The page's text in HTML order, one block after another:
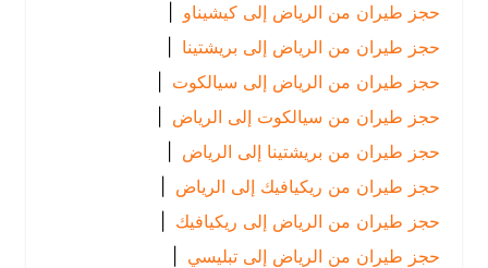
حجز طيران من الرياض إلى كيشيناو |
حجز طيران من الرياض إلى بريشتينا |
حجز طيران من الرياض إلى سيالكوت |
حجز طيران من سيالكوت إلى الرياض
|
حجز طيران من بريشتينا إلى الرياض
|
حجز طيران من ريكيافيك إلى الرياض
|
حجز طيران من الرياض إلى ريكيافيك |
حجز طيران من الرياض إلى تبليسي |